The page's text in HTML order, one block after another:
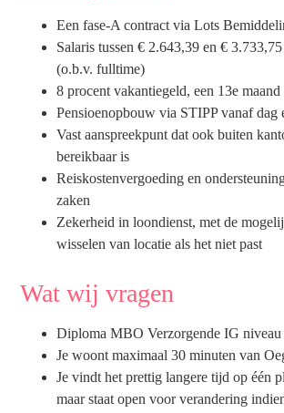
Een fase-A contract via Lots
Salaris tussen € 2.643,39 en €
(o.b.v. fulltime)
8 procent vakantiegeld, een 13e
Pensioenopbouw via STIPP vanaf dag
Vast aanspreekpunt dat ook buiten
bereikbaar is
Reiskostenvergoeding en
zaken
Zekerheid in loondienst, met de
wisselen van locatie als het niet past
Wat wij vragen
Diploma MBO Verzorgende IG niveau
Je woont maximaal 30 minuten van
Je vindt het prettig langere tijd op één
maar staat open voor verandering